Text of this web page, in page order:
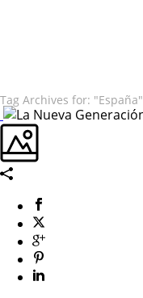
Tag Archives for: "España"